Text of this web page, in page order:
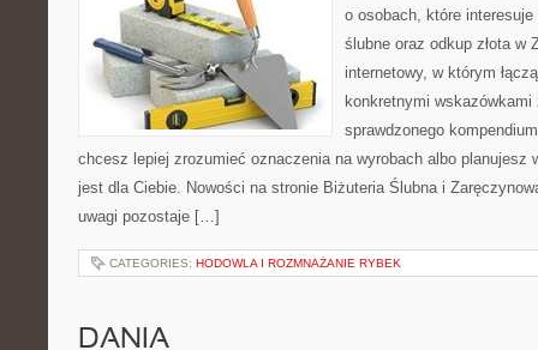
o osobach, które
ślubne oraz odkup złota w
internetowy, w którym
konkretnymi
sprawdzonego
chcesz lepiej zrozumieć oznaczenia na wyrobach albo planujesz
jest dla Ciebie. Nowości na stronie Biżuteria Ślubna i
uwagi pozostaje […]
CATEGORIES: HODOWLA I ROZMNAŻANIE RYBEK
DANIA